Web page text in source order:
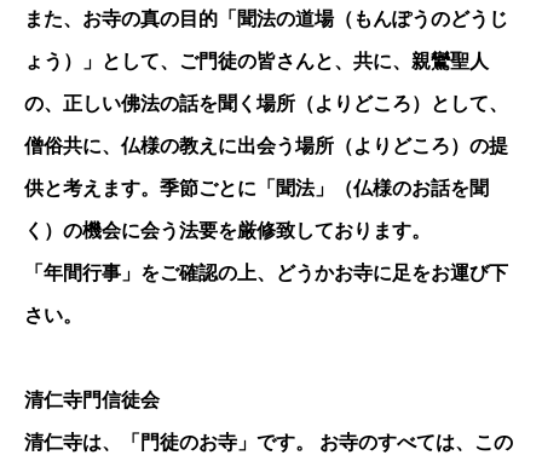
また、お寺の真の目的「聞法の道場（もんぽうのどうじ
ょう）」として、ご門徒の皆さんと、共に、親鸞聖人
の、正しい佛法の話を聞く場所（よりどころ）として、
僧俗共に、仏様の教えに出会う場所（よりどころ）の提
供と考えます。季節ごとに「聞法」（仏様のお話を聞
く）の機会に会う法要を厳修致しております。
「年間行事」をご確認の上、どうかお寺に足をお運び下
さい。
清仁寺門信徒会
清仁寺は、「門徒のお寺」です。 お寺のすべては、この